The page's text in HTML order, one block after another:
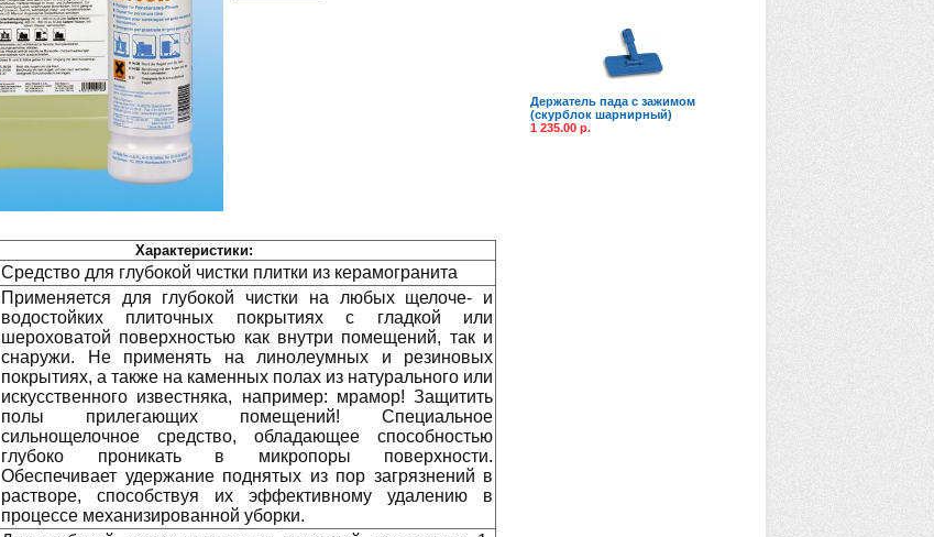
Характеристики:
Средство для глубокой чистки плитки из керамогранита
Применяется для глубокой чистки на любых щелоче- и
водостойких плиточных покрытиях с гладкой или
шероховатой поверхностью как внутри помещений, так и
снаружи. Не применять на линолеумных и резиновых
покрытиях, а также на каменных полах из натурального или
искусственного известняка, например: мрамор! Защитить
полы прилегающих помещений! Специальное
сильнощелочное средство, обладающее способностью
глубоко проникать в микропоры поверхности.
Обеспечивает удержание поднятых из пор загрязнений в
растворе, способствуя их эффективному удалению в
процессе механизированной уборки.
Держатель пада с зажимом
(скурблок шарнирный)
1 235.00 р.